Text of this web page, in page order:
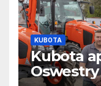
KUBOTA
Kubota
Oswestry